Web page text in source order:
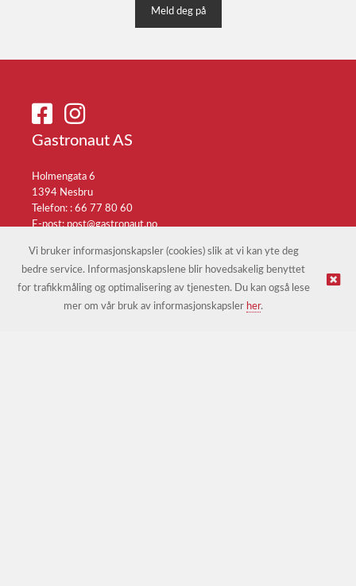
Meld deg på
Gastronaut AS
Holmengata 6
1394 Nesbru
Telefon: : 66 77 80 60
E-post:post@gastronaut.no
© Gastronaut AS | Nettbutikk levert av Kréatif
Vi bruker informasjonskapsler (cookies) slik at vi kan yte deg
bedre service. Informasjonskapslene blir hovedsakelig benyttet
for trafikkmåling og optimalisering av tjenesten. Du kan også lese
mer om vår bruk av informasjonskapsler her.